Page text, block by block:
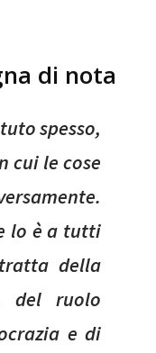
di nota
spesso,
cui le cose
lo è a tutti
della
del ruolo
e di